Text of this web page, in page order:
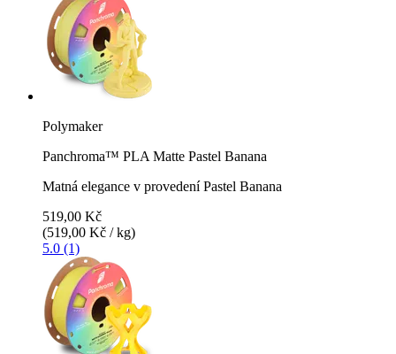
Polymaker
Panchroma™ PLA Matte Pastel Banana
Matná elegance v provedení Pastel Banana
519,00 Kč
(519,00 Kč / kg)
5.0 (1)